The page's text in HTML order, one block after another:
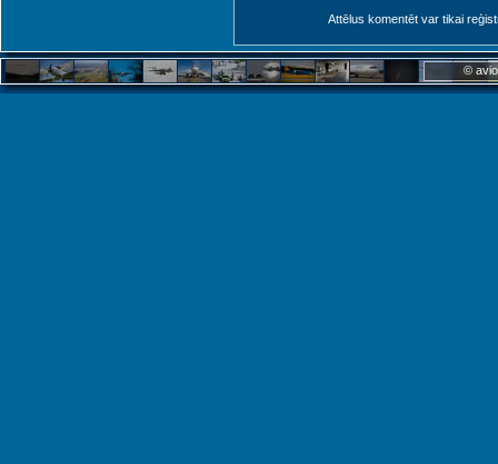
Attēlus komentēt var tikai
©